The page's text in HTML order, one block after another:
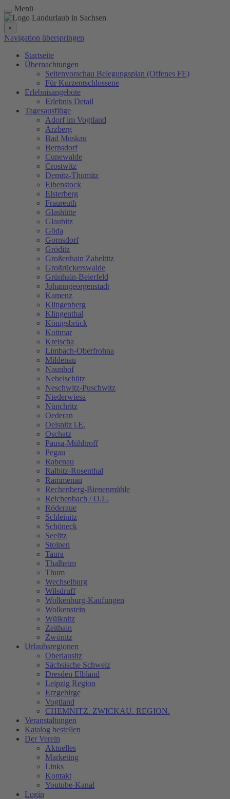
Menü
×
Navigation überspringen
Startseite
Übernachtungen
Seitenvorschau Belegungsplan (Offenes FE)
Für Kurzentschlossene
Erlebnisangebote
Erlebnis Detail
Tagesausflüge
Adorf im Vogtland
Arzberg
Bad Muskau
Bernsdorf
Cunewalde
Crostwitz
Demitz-Thumitz
Eibenstock
Elsterberg
Fraureuth
Glashütte
Glaubitz
Göda
Gornsdorf
Gröditz
Großenhain Zabeltitz
Großrückerswalde
Grünhain-Beierfeld
Johanngeorgenstadt
Kamenz
Klingenberg
Klingenthal
Königsbrück
Kottmar
Kreischa
Limbach-Oberfrohna
Mildenau
Naunhof
Nebelschütz
Neschwitz-Puschwitz
Niederwiesa
Nünchritz
Oederan
Oelsnitz i.E.
Oschatz
Pausa-Mühltroff
Pegau
Rabenau
Ralbitz-Rosenthal
Rammenau
Rechenberg-Bienenmühle
Reichenbach / O.L.
Röderaue
Schleinitz
Schöneck
Seelitz
Stolpen
Taura
Thalheim
Thum
Wechselburg
Wilsdruff
Wolkenburg-Kaufungen
Wolkenstein
Wülknitz
Zeithain
Zwönitz
Urlaubsregionen
Oberlausitz
Sächsische Schweiz
Dresden Elbland
Leipzig Region
Erzgebirge
Vogtland
CHEMNITZ. ZWICKAU. REGION.
Veranstaltungen
Katalog bestellen
Der Verein
Aktuelles
Marketing
Links
Kontakt
Youtube-Kanal
Login